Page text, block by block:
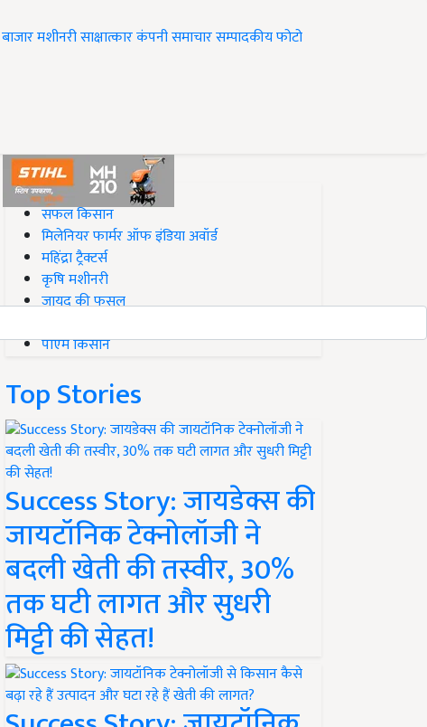
बाजारमशीनरीसाक्षात्कारकंपनी समाचारसम्पादकीयफोटो
#Top on Krishi Jagran
सफल किसान
मिलेनियर फार्मर ऑफ इंडिया अवॉर्ड
महिंद्रा ट्रैक्टर्स
कृषि मशीनरी
जायद की फसल
पीएम किसान
Top Stories
Success Story: जायडेक्स की
जायटॉनिक टेक्नोलॉजी ने
बदली खेती की तस्वीर, 30%
तक घटी लागत और सुधरी
मिट्टी की सेहत!